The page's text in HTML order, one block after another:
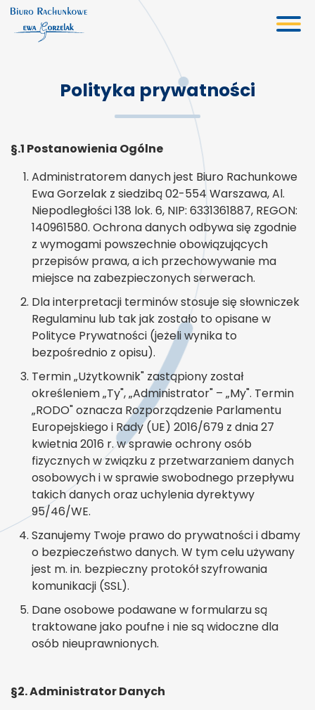
Usługi księgowe
Kadry i płace
Doradztwo gospodarcze
Wirtualne biuro
Wycena
Aktualności
Kontakt
Polityka prywatności
§.1 Postanowienia Ogólne
Administratorem danych jest Biuro Rachunkowe
Ewa Gorzelak z siedzibą 02-554 Warszawa, Al.
Niepodległości 138 lok. 6, NIP: 6331361887, REGON:
140961580. Ochrona danych odbywa się zgodnie
z wymogami powszechnie obowiązujących
przepisów prawa, a ich przechowywanie ma
miejsce na zabezpieczonych serwerach.
Dla interpretacji terminów stosuje się słowniczek
Regulaminu lub tak jak zostało to opisane w
Polityce Prywatności (jeżeli wynika to
bezpośrednio z opisu).
Termin „Użytkownik" zastąpiony został
określeniem „Ty", „Administrator" – „My". Termin
„RODO" oznacza Rozporządzenie Parlamentu
Europejskiego i Rady (UE) 2016/679 z dnia 27
kwietnia 2016 r. w sprawie ochrony osób
fizycznych w związku z przetwarzaniem danych
osobowych i w sprawie swobodnego przepływu
takich danych oraz uchylenia dyrektywy
95/46/WE.
Szanujemy Twoje prawo do prywatności i dbamy
o bezpieczeństwo danych. W tym celu używany
jest m. in. bezpieczny protokół szyfrowania
komunikacji (SSL).
Dane osobowe podawane w formularzu są
traktowane jako poufne i nie są widoczne dla
osób nieuprawnionych.
§2. Administrator Danych